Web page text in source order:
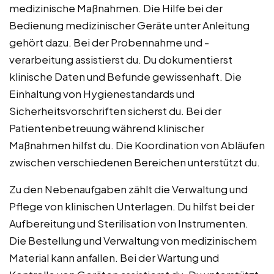
medizinische Maßnahmen. Die Hilfe bei der
Bedienung medizinischer Geräte unter Anleitung
gehört dazu. Bei der Probennahme und -
verarbeitung assistierst du. Du dokumentierst
klinische Daten und Befunde gewissenhaft. Die
Einhaltung von Hygienestandards und
Sicherheitsvorschriften sicherst du. Bei der
Patientenbetreuung während klinischer
Maßnahmen hilfst du. Die Koordination von Abläufen
zwischen verschiedenen Bereichen unterstützt du.
Zu den Nebenaufgaben zählt die Verwaltung und
Pflege von klinischen Unterlagen. Du hilfst bei der
Aufbereitung und Sterilisation von Instrumenten.
Die Bestellung und Verwaltung von medizinischem
Material kann anfallen. Bei der Wartung und